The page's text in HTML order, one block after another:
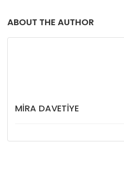
ABOUT THE AUTHOR
MIRA DAVETIYE